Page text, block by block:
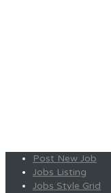
Post New Job
Jobs Listing
Jobs Style Grid